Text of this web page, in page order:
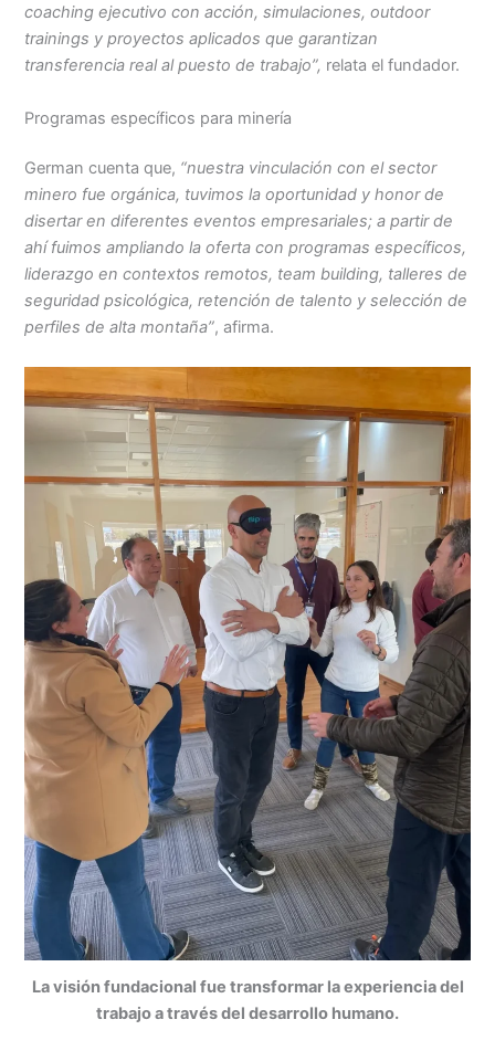
coaching ejecutivo con acción, simulaciones, outdoor
trainings y proyectos aplicados que garantizan
transferencia real al puesto de trabajo”, relata el fundador.
Programas específicos para minería
German cuenta que, “nuestra vinculación con el sector
minero fue orgánica, tuvimos la oportunidad y honor de
disertar en diferentes eventos empresariales; a partir de
ahí fuimos ampliando la oferta con programas específicos,
liderazgo en contextos remotos, team building, talleres de
seguridad psicológica, retención de talento y selección de
perfiles de alta montaña”, afirma.
La visión fundacional fue transformar la experiencia del
trabajo a través del desarrollo humano.